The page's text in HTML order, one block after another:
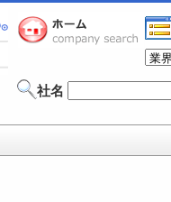
社名